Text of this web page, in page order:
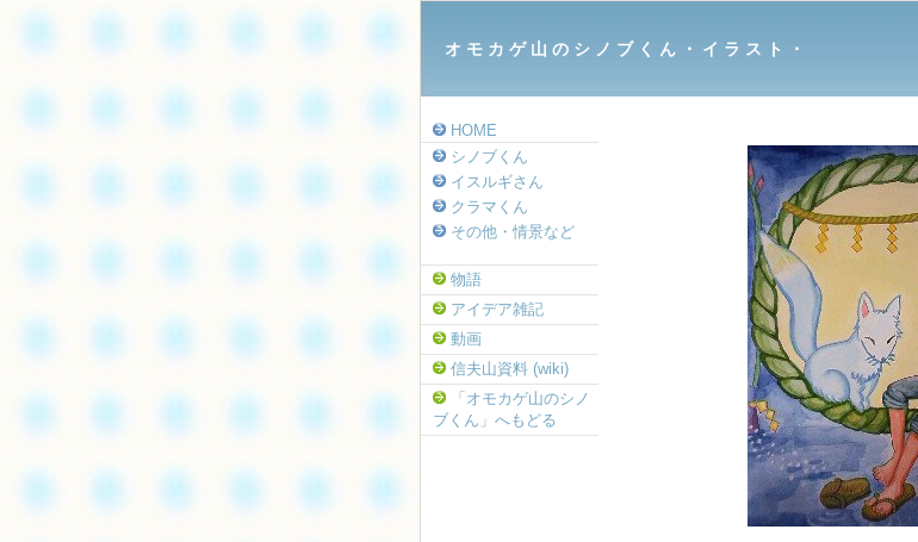
オ モ カ ゲ 山 の シ ノ ブ く ん ・ イ ラ ス ト ・
HOME
シノブくん
イスルギさん
クラマくん
その他・情景など
物語
アイデア雑記
動画
信夫山資料 (wiki)
「オモカゲ山のシノ
ブくん」へもどる